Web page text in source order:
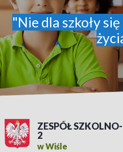
"Nie dla szkoły
ZESPÓŁ
2
w Wiśle